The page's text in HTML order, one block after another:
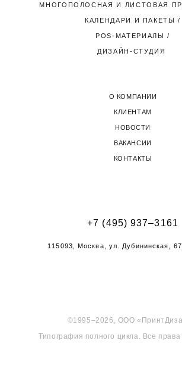
МНОГОПОЛОСНАЯ И ЛИСТОВАЯ
КАЛЕНДАРИ И ПАКЕТЫ /
POS-МАТЕРИАЛЫ /
ДИЗАЙН-СТУДИЯ
О КОМПАНИИ
КЛИЕНТАМ
НОВОСТИ
ВАКАНСИИ
КОНТАКТЫ
+7 (495) 937–3161
115093, Москва, ул. Дубининская,
©1995–2026, ООО
Типография полного цикла. Все